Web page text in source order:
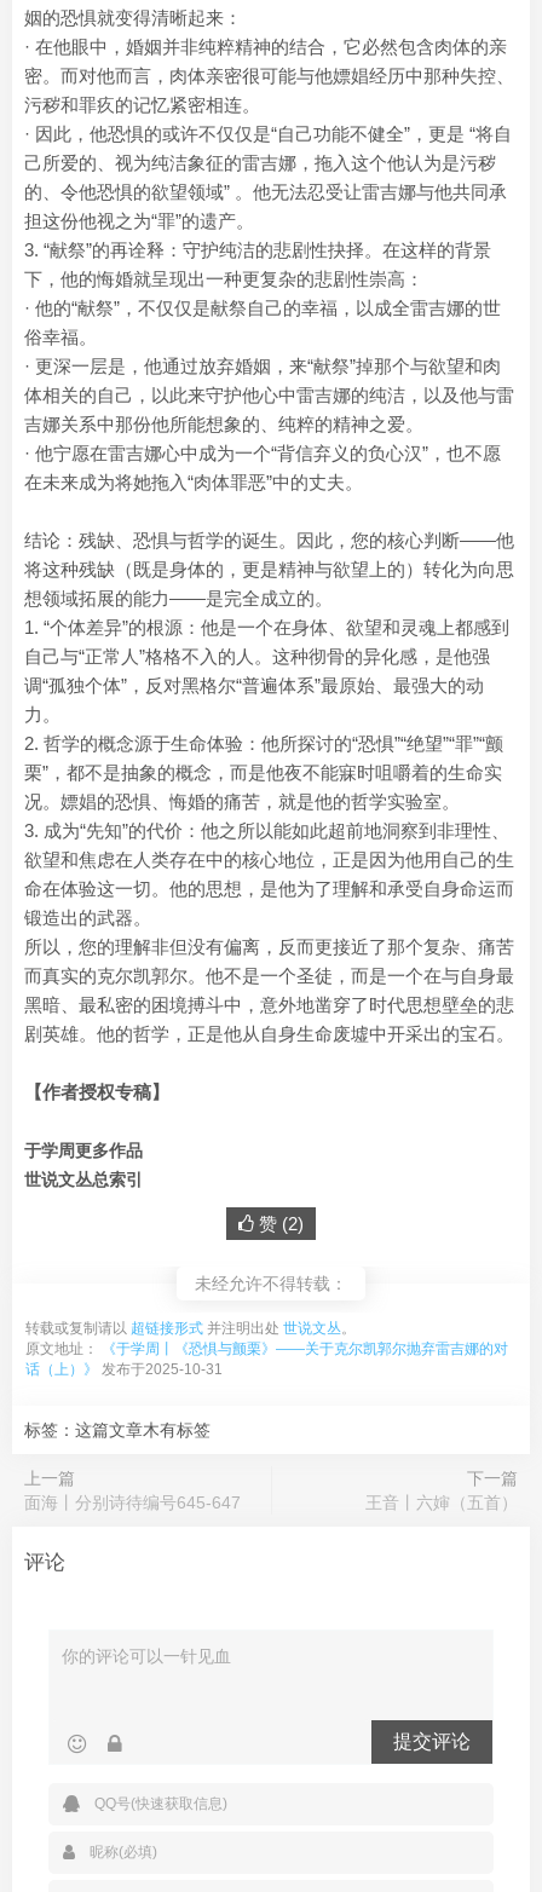
姻的恐惧就变得清晰起来：
· 在他眼中，婚姻并非纯粹精神的结合，它必然包含肉体的亲
密。而对他而言，肉体亲密很可能与他嫖娼经历中那种失控、
污秽和罪疚的记忆紧密相连。
· 因此，他恐惧的或许不仅仅是“自己功能不健全”，更是 “将自
己所爱的、视为纯洁象征的雷吉娜，拖入这个他认为是污秽
的、令他恐惧的欲望领域” 。他无法忍受让雷吉娜与他共同承
担这份他视之为“罪”的遗产。
3. “献祭”的再诠释：守护纯洁的悲剧性抉择。在这样的背景
下，他的悔婚就呈现出一种更复杂的悲剧性崇高：
· 他的“献祭”，不仅仅是献祭自己的幸福，以成全雷吉娜的世
俗幸福。
· 更深一层是，他通过放弃婚姻，来“献祭”掉那个与欲望和肉
体相关的自己，以此来守护他心中雷吉娜的纯洁，以及他与雷
吉娜关系中那份他所能想象的、纯粹的精神之爱。
· 他宁愿在雷吉娜心中成为一个“背信弃义的负心汉”，也不愿
在未来成为将她拖入“肉体罪恶”中的丈夫。
结论：残缺、恐惧与哲学的诞生。因此，您的核心判断——他
将这种残缺（既是身体的，更是精神与欲望上的）转化为向思
想领域拓展的能力——是完全成立的。
1. “个体差异”的根源：他是一个在身体、欲望和灵魂上都感到
自己与“正常人”格格不入的人。这种彻骨的异化感，是他强
调“孤独个体”，反对黑格尔“普遍体系”最原始、最强大的动
力。
2. 哲学的概念源于生命体验：他所探讨的“恐惧”“绝望”“罪”“颤
栗”，都不是抽象的概念，而是他夜不能寐时咀嚼着的生命实
况。嫖娼的恐惧、悔婚的痛苦，就是他的哲学实验室。
3. 成为“先知”的代价：他之所以能如此超前地洞察到非理性、
欲望和焦虑在人类存在中的核心地位，正是因为他用自己的生
命在体验这一切。他的思想，是他为了理解和承受自身命运而
锻造出的武器。
所以，您的理解非但没有偏离，反而更接近了那个复杂、痛苦
而真实的克尔凯郭尔。他不是一个圣徒，而是一个在与自身最
黑暗、最私密的困境搏斗中，意外地凿穿了时代思想壁垒的悲
剧英雄。他的哲学，正是他从自身生命废墟中开采出的宝石。
【作者授权专稿】
于学周更多作品
世说文丛总索引
赞 (2)
未经允许不得转载：
转载或复制请以 超链接形式 并注明出处 世说文丛。
原文地址：
《于学周丨《恐惧与颤栗》——关于克尔凯郭尔抛弃雷吉娜的对
话（上）》
发布于2025-10-31
标签：这篇文章木有标签
上一篇
面海丨分别诗待编号645-647
下一篇
王音丨六婶（五首）
评论
提交评论